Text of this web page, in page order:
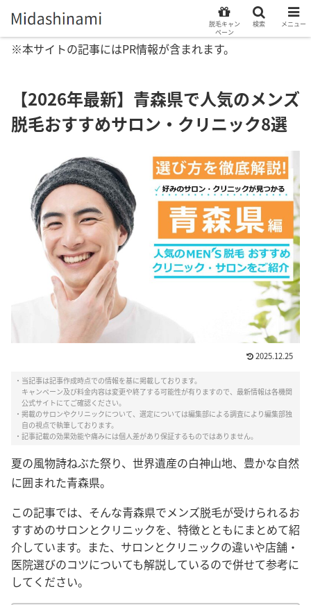
※本サイトの記事にはPR情報が含まれます。
【2026年最新】青森県で人気のメンズ
脱毛おすすめサロン・クリニック8選
2025.12.25
・当記事は記事作成時点での情報を基に掲載しております。
キャンペーン及び料金内容は変更や終了する可能性が有りますので、最新情報は各機関
公式サイトにてご確認ください。
・掲載のサロンやクリニックについて、選定については編集部による調査により編集部独
自の視点で執筆しております。
・記事記載の効果効能や痛みには個人差があり保証するものではありません。
夏の風物詩ねぶた祭り、世界遺産の白神山地、豊かな自然
に囲まれた青森県。
この記事では、そんな青森県でメンズ脱毛が受けられるお
すすめのサロンとクリニックを、特徴とともにまとめて紹
介しています。また、サロンとクリニックの違いや店舗・
医院選びのコツについても解説しているので併せて参考に
してください。
脱毛キャン
ペーン
検索 メニュー